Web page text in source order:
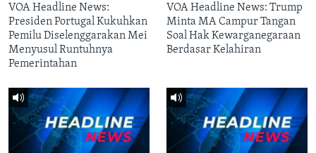
VOA Headline News:
Presiden Portugal Kukuhkan
Pemilu Diselenggarakan Mei
Menyusul Runtuhnya
Pemerintahan
VOA Headline News: Trump
Minta MA Campur Tangan
Soal Hak Kewarganegaraan
Berdasar Kelahiran